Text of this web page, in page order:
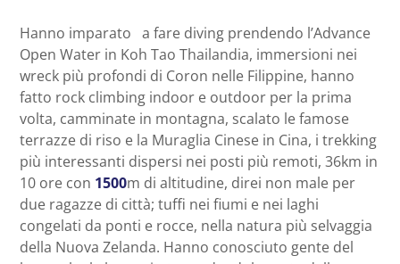
Hanno imparato a fare diving prendendo l’Advance
Open Water in Koh Tao Thailandia, immersioni nei
wreck più profondi di Coron nelle Filippine, hanno
fatto rock climbing indoor e outdoor per la prima
volta, camminate in montagna, scalato le famose
terrazze di riso e la Muraglia Cinese in Cina, i trekking
più interessanti dispersi nei posti più remoti, 36km in
10 ore con 1500m di altitudine, direi non male per
due ragazze di città; tuffi nei fiumi e nei laghi
congelati da ponti e rocce, nella natura più selvaggia
della Nuova Zelanda. Hanno conosciuto gente del